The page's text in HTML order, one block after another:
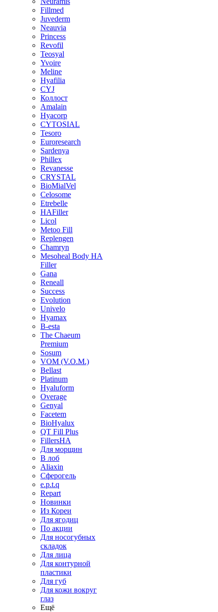
Fillmed
Juvederm
Neauvia
Princess
Revofil
Teosyal
Yvoire
Meline
Hyafilia
CYJ
Коллост
Amalain
Hyacorp
CYTOSIAL
Tesoro
Euroresearch
Sardenya
Phillex
Revanesse
CRYSTAL
BioMialVel
Celosome
Etrebelle
HAFiller
Licol
Metoo Fill
Replengen
Chamryn
Mesoheal Body HA
Filler
Gana
Reneall
Success
Evolution
Univelo
Hyamax
B-esta
The Chaeum
Premium
Sosum
VOM (V.O.M.)
Bellast
Platinum
Hyaluform
Overage
Genyal
Facetem
BioHyalux
QT Fill Plus
FillersHA
Для морщин
В лоб
Aliaxin
Сферогель
e.p.t.q
Repart
Новинки
Из Кореи
Для ягодиц
По акции
Для носогубных
складок
Для лица
Для контурной
пластики
Для губ
Для кожи вокруг
глаз
Ещё